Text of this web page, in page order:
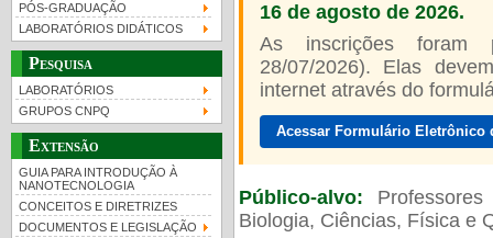
PÓS-GRADUAÇÃO
LABORATÓRIOS DIDÁTICOS
Pesquisa
LABORATÓRIOS
GRUPOS CNPQ
Extensão
GUIA PARA INTRODUÇÃO À
NANOTECNOLOGIA
CONCEITOS E DIRETRIZES
DOCUMENTOS E LEGISLAÇÃO
16 de agosto de 2026.
As inscrições foram
28/07/2026). Elas
internet através do
Acessar Formulário
Público-alvo:
Biologia, Ciências, Física e